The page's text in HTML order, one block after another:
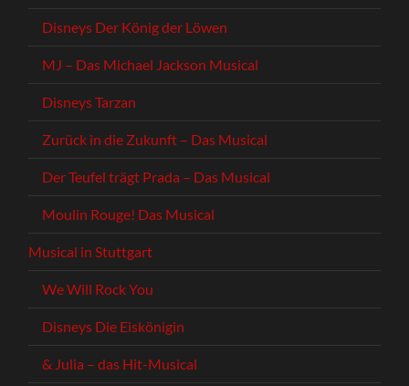
Disneys Der König der Löwen
MJ – Das Michael Jackson Musical
Disneys Tarzan
Zurück in die Zukunft – Das Musical
Der Teufel trägt Prada – Das Musical
Moulin Rouge! Das Musical
Musical in Stuttgart
We Will Rock You
Disneys Die Eiskönigin
& Julia – das Hit-Musical